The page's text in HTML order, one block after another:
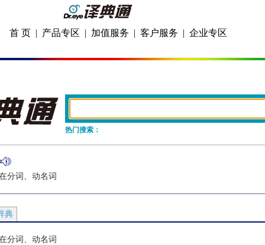
首 页 | 产品专区 | 加值服务 | 客户服务 | 企业专区
热门搜索：
分词、动名词
典
分词、动名词